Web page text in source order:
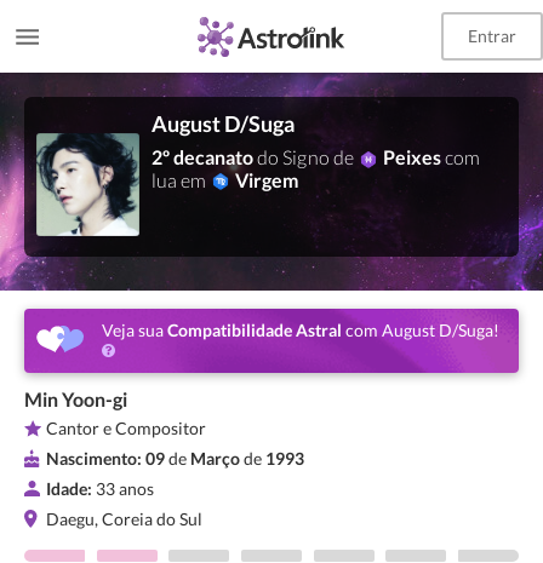
Entrar
August D/Suga
2º decanatodo Signo de Peixescom
lua em
Virgem
Veja suaCompatibilidade Astral com August D/Suga!
Min Yoon-gi
Cantor e Compositor
Nascimento: 09de Marçode 1993
Idade: 33 anos
Daegu, Coreia do Sul